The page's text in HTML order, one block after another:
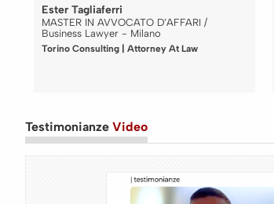
Ester Tagliaferri
MASTER IN AVVOCATO D’AFFARI /
Business Lawyer - Milano
Torino Consulting | Attorney At Law
Testimonianze Video